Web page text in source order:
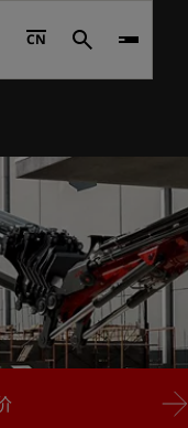
CN Search